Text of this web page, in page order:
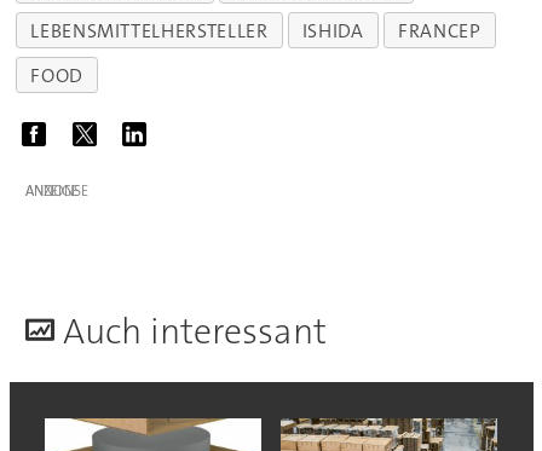
LEBENSMITTELHERSTELLER
ISHIDA
FRANCEP
FOOD
ANZEIGE
Auch interessant